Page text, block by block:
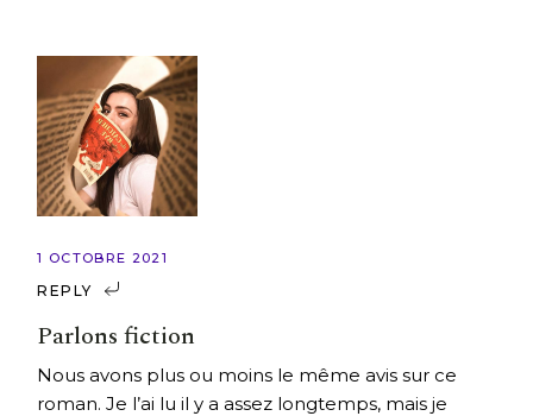
1 OCTOBRE 2021
REPLY
Parlons fiction
Nous avons plus ou moins le même avis sur ce
roman. Je l’ai lu il y a assez longtemps, mais je